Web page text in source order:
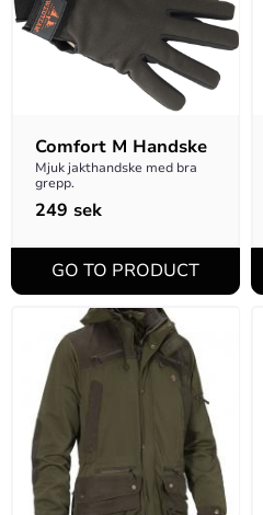
Comfort M Handske
Mjuk jakthandske med bra
grepp.
249 sek